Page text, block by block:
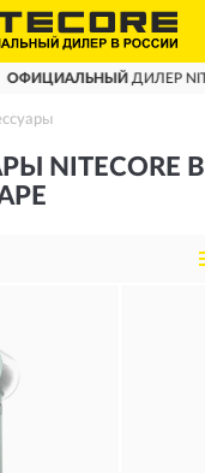
NITECORE В